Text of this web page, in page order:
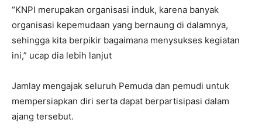
“KNPI merupakan organisasi induk, karena banyak
organisasi kepemudaan yang bernaung di dalamnya,
sehingga kita berpikir bagaimana menysukses kegiatan
ini,” ucap dia lebih lanjut
Jamlay mengajak seluruh Pemuda dan pemudi untuk
mempersiapkan diri serta dapat berpartisipasi dalam
ajang tersebut.